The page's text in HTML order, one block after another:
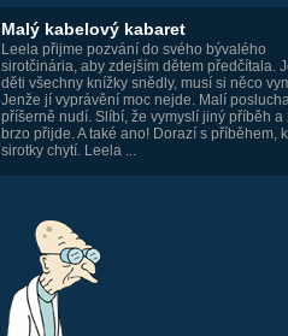
Malý kabelový kabaret
Leela přijme pozvání do svého bývalého
sirotčinária, aby zdejším dětem předčítala.
děti všechny knížky snědly, musí si něco
Jenže jí vyprávění moc nejde. Malí
příšerně nudí. Slíbí, že vymyslí jiný příběh a
brzo přijde. A také ano! Dorazí s příběhem,
sirotky chytí. Leela ...